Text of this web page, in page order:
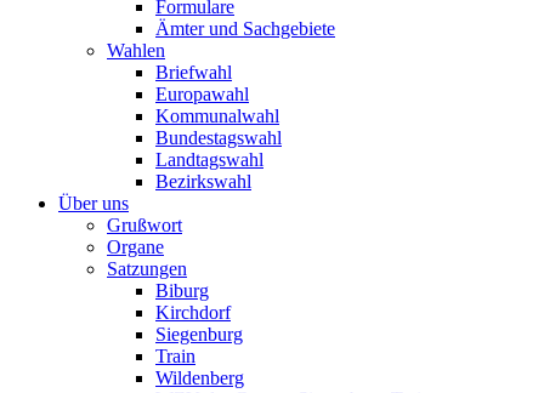
Formulare
Ämter und Sachgebiete
Wahlen
Briefwahl
Europawahl
Kommunalwahl
Bundestagswahl
Landtagswahl
Bezirkswahl
Über uns
Grußwort
Organe
Satzungen
Biburg
Kirchdorf
Siegenburg
Train
Wildenberg